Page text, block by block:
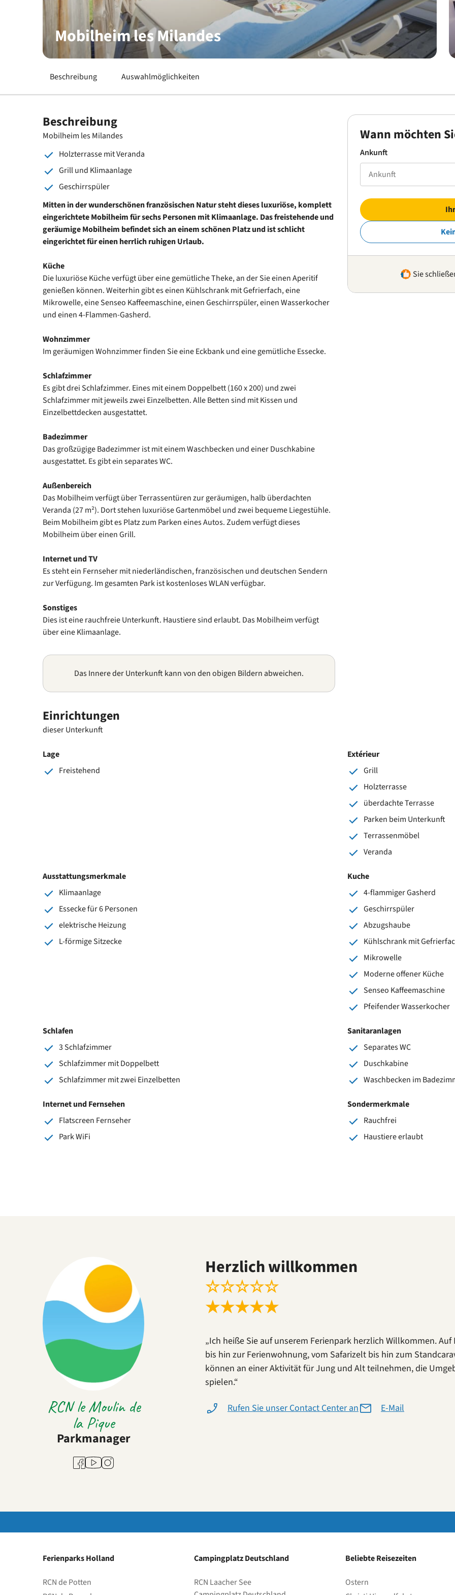
Mobilheim les Milandes
Beschreibung Auswahlmöglichkeiten
Beschreibung
Mobilheim les Milandes
Holzterrasse mit Veranda
Grill und Klimaanlage
Geschirrspüler
Mitten in der wunderschönen französischen Natur steht dieses luxuriöse, komplett
eingerichtete Mobilheim für sechs Personen mit Klimaanlage. Das freistehende und
geräumige Mobilheim befindet sich an einem schönen Platz und ist schlicht
eingerichtet für einen herrlich ruhigen Urlaub.
Küche
Die luxuriöse Küche verfügt über eine gemütliche Theke, an der Sie einen Aperitif
genießen können. Weiterhin gibt es einen Kühlschrank mit Gefrierfach, eine
Mikrowelle, eine Senseo Kaffeemaschine, einen Geschirrspüler, einen Wasserkocher
und einen 4-Flammen-Gasherd.
Wohnzimmer
Im geräumigen Wohnzimmer finden Sie eine Eckbank und eine gemütliche Essecke.
Schlafzimmer
Es gibt drei Schlafzimmer. Eines mit einem Doppelbett (160 x 200) und zwei
Schlafzimmer mit jeweils zwei Einzelbetten. Alle Betten sind mit Kissen und
Einzelbettdecken ausgestattet.
Badezimmer
Das großzügige Badezimmer ist mit einem Waschbecken und einer Duschkabine
ausgestattet. Es gibt ein separates WC.
Außenbereich
Das Mobilheim verfügt über Terrassentüren zur geräumigen, halb überdachten
Veranda (27 m²). Dort stehen luxuriöse Gartenmöbel und zwei bequeme Liegestühle.
Beim Mobilheim gibt es Platz zum Parken eines Autos. Zudem verfügt dieses
Mobilheim über einen Grill.
Internet und TV
Es steht ein Fernseher mit niederländischen, französischen und deutschen Sendern
zur Verfügung. Im gesamten Park ist kostenloses WLAN verfügbar.
Sonstiges
Dies ist eine rauchfreie Unterkunft. Haustiere sind erlaubt. Das Mobilheim verfügt
über eine Klimaanlage.
Das Innere der Unterkunft kann von den obigen Bildern abweichen.
Wann möchten
Ankunft
Sie
Einrichtungen
dieser Unterkunft
Lage
Freistehend
Extérieur
Grill
Holzterrasse
überdachte Terrasse
Parken beim Unterkunft
Terrassenmöbel
Veranda
Ausstattungsmerkmale
Klimaanlage
Essecke für 6 Personen
elektrische Heizung
L-förmige Sitzecke
Kuche
4-flammiger Gasherd
Geschirrspüler
Abzugshaube
Kühlschrank mit
Mikrowelle
Moderne offener Küche
Senseo Kaffeemaschine
Pfeifender Wasserkocher
Schlafen
3 Schlafzimmer
Schlafzimmer mit Doppelbett
Schlafzimmer mit zwei Einzelbetten
Sanitaranlagen
Separates WC
Duschkabine
Waschbecken im
Internet und Fernsehen
Flatscreen Fernseher
Park WiFi
Sondermerkmale
Rauchfrei
Haustiere erlaubt
RCN le Moulin de
la Pique
Parkmanager
Facebook
YoutubeInstagram
Herzlich willkommen
☆☆☆☆☆
★★★★★
„Ich heiße Sie auf unserem Ferienpark herzlich Willkommen.
bis hin zur Ferienwohnung, vom Safarizelt bis hin zum
können an einer Aktivität für Jung und Alt teilnehmen, die
spielen.“
Rufen Sie unser Contact Center an E-Mail
Ferienparks Holland
RCN de Potten
Campingplatz Deutschland
RCN Laacher See
Beliebte Reisezeiten
Ostern